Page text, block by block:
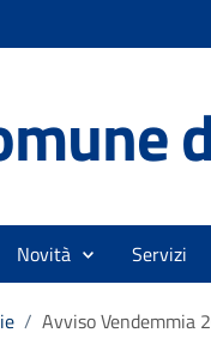
Novità Servizi
/ Avviso Vendemmia